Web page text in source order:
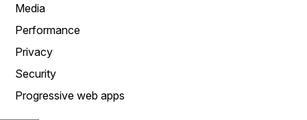
Media
Performance
Privacy
Security
Progressive web apps